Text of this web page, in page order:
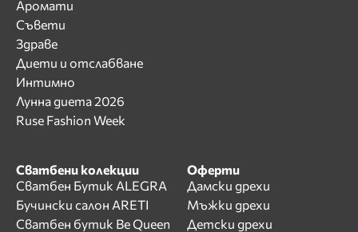
Аромати
Съвети
Здраве
Диети и отслабване
Интимно
Лунна диета 2026
Ruse Fashion Week
Сватбени колекции
Сватбен Бутик ALEGRA
Бучински салон ARETI
Сватбен бутик Be Queen
Оферти
Дамски дрехи
Мъжки дрехи
Детски дрехи